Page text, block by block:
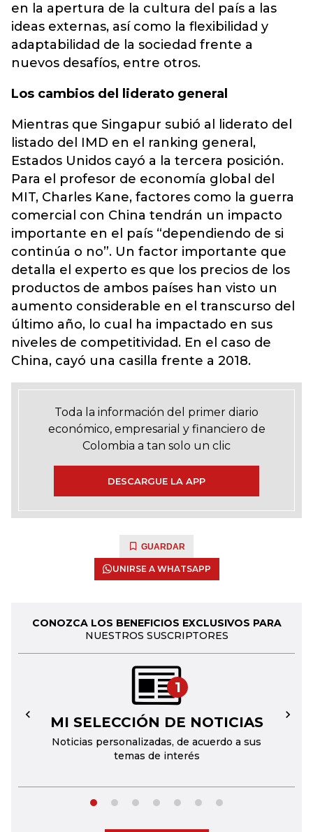
en la apertura de la cultura del país a las
ideas externas, así como la flexibilidad y
adaptabilidad de la sociedad frente a
nuevos desafíos, entre otros.
Los cambios del liderato general
Mientras que Singapur subió al liderato del
listado del IMD en el ranking general,
Estados Unidos cayó a la tercera posición.
Para el profesor de economía global del
MIT, Charles Kane, factores como la guerra
comercial con China tendrán un impacto
importante en el país “dependiendo de si
continúa o no”. Un factor importante que
detalla el experto es que los precios de los
productos de ambos países han visto un
aumento considerable en el transcurso del
último año, lo cual ha impactado en sus
niveles de competitividad. En el caso de
China, cayó una casilla frente a 2018.
Toda la información del primer diario
económico, empresarial y financiero de
Colombia a tan solo un clic
DESCARGUE LA APP
GUARDAR
UNIRSE A WHATSAPP
CONOZCA LOS BENEFICIOS EXCLUSIVOS PARA
NUESTROS SUSCRIPTORES
1
MI SELECCIÓN DE NOTICIAS
Noticias personalizadas, de acuerdo a sus
temas de interés
← →